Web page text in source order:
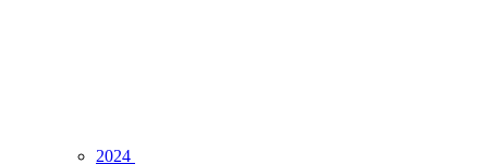
2024